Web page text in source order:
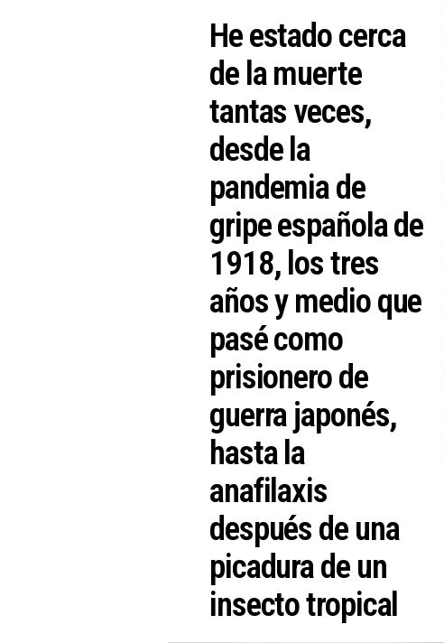
He estado cerca
de la muerte
tantas veces,
desde la
pandemia de
gripe española de
1918, los tres
años y medio que
pasé como
prisionero de
guerra japonés,
hasta la
anafilaxis
después de una
picadura de un
insecto tropical